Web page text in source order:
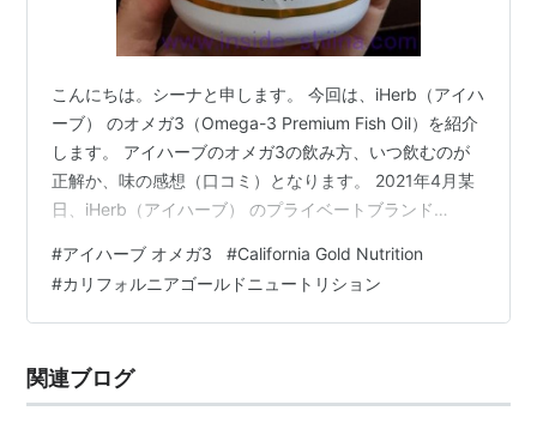
こんにちは。シーナと申します。 今回は、iHerb（アイハ
ーブ） のオメガ3（Omega-3 Premium Fish Oil）を紹介
します。 アイハーブのオメガ3の飲み方、いつ飲むのが
正解か、味の感想（口コミ）となります。 2021年4月某
日、iHerb（アイハーブ） のプライベートブランド
ュートリション）」から販売されている「Omega-3
Premium Fish Oil」をゲットしました。 私はNow Foods
社のタウリン 1000mg のサプリメントを安定的にお得に
#アイハーブ オメガ3 #California Gold Nutrition
#カリフォルニアゴールドニュートリション
関連ブログ